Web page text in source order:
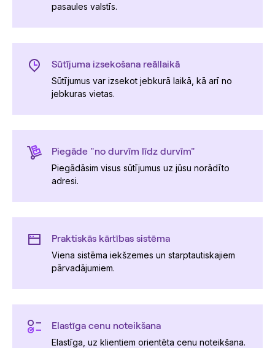
pasaules valstīs.
Sūtījuma izsekošana reāllaikā
Sūtījumus var izsekot jebkurā laikā, kā arī no
jebkuras vietas.
Piegāde "no durvīm līdz durvīm"
Piegādāsim visus sūtījumus uz jūsu norādīto
adresi.
Praktiskās kārtības sistēma
Viena sistēma iekšzemes un starptautiskajiem
pārvadājumiem.
Elastīga cenu noteikšana
Elastīga, uz klientiem orientēta cenu noteikšana.